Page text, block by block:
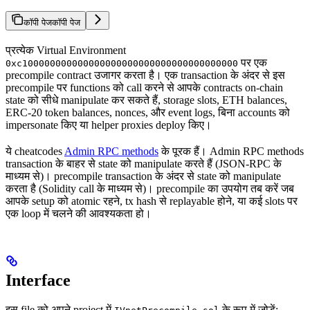
कॉपी पेजकॉपी पेज
प्रत्येक Virtual Environment
0xc100000000000000000000000000000000000000 पर एक
precompile contract उजागर करता है। एक transaction के अंदर से इस
precompile पर functions को call करने से आपके contracts on-chain
state को सीधे manipulate कर सकते हैं, storage slots, ETH balances,
ERC-20 token balances, nonces, और event logs, बिना accounts को
impersonate किए या helper proxies deploy किए।
ये cheatcodes Admin RPC methodsके पूरक हैं। Admin RPC methods
transaction के बाहर से state को manipulate करते हैं (JSON-RPC के
माध्यम से)। precompile transaction के अंदर से state को manipulate
करता है (Solidity call के माध्यम से)। precompile का उपयोग तब करें जब
आपके setup को atomic रहने, tx hash से replayable होने, या कई slots पर
एक loop में चलने की आवश्यकता हो।
Interface